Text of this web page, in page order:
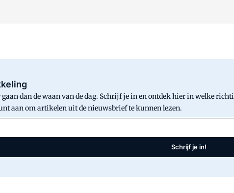
gaan dan de waan van de dag. Schrijf je in en ontdek hier in welke
aan om artikelen uit de nieuwsbrief te kunnen lezen.
Schrijf je in!